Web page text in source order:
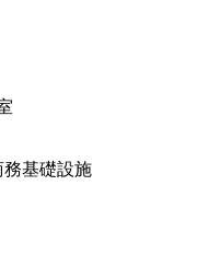
基礎設施